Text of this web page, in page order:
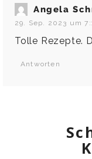
Angela
29. Sep. 2023 um
Tolle Rezepte.
Antworten